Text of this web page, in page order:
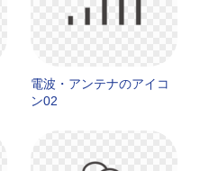
電波・アンテナのアイコ
ン02